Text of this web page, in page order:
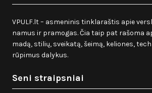
VPULF.lt – asmeninis tinklaraštis apie
namus ir pramogas. Čia taip pat rašoma
madą, stilių, sveikatą, šeimą, keliones,
rūpimus dalykus.
Seni straipsniai